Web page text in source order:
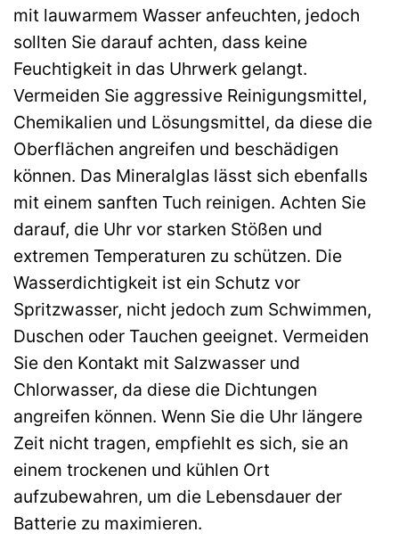
mit lauwarmem Wasser anfeuchten, jedoch
sollten Sie darauf achten, dass keine
Feuchtigkeit in das Uhrwerk gelangt.
Vermeiden Sie aggressive Reinigungsmittel,
Chemikalien und Lösungsmittel, da diese die
Oberflächen angreifen und beschädigen
können. Das Mineralglas lässt sich ebenfalls
mit einem sanften Tuch reinigen. Achten Sie
darauf, die Uhr vor starken Stößen und
extremen Temperaturen zu schützen. Die
Wasserdichtigkeit ist ein Schutz vor
Spritzwasser, nicht jedoch zum Schwimmen,
Duschen oder Tauchen geeignet. Vermeiden
Sie den Kontakt mit Salzwasser und
Chlorwasser, da diese die Dichtungen
angreifen können. Wenn Sie die Uhr längere
Zeit nicht tragen, empfiehlt es sich, sie an
einem trockenen und kühlen Ort
aufzubewahren, um die Lebensdauer der
Batterie zu maximieren.